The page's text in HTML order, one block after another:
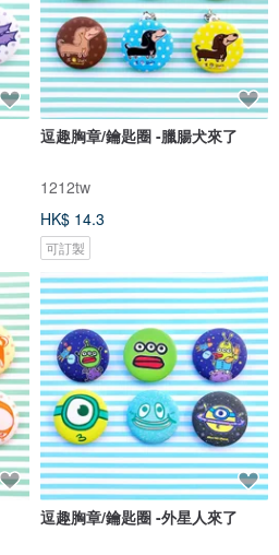
逗趣胸章/鑰匙圈 -臘腸犬來了
1212tw
HK$ 14.3
可訂製
逗趣胸章/鑰匙圈 -外星人來了